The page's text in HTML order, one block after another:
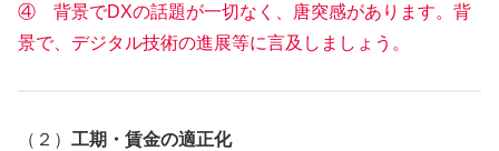
④ 背景でDXの話題が一切なく、唐突感があります。背
景で、デジタル技術の進展等に言及しましょう。
（２） 工期・賃金の適正化